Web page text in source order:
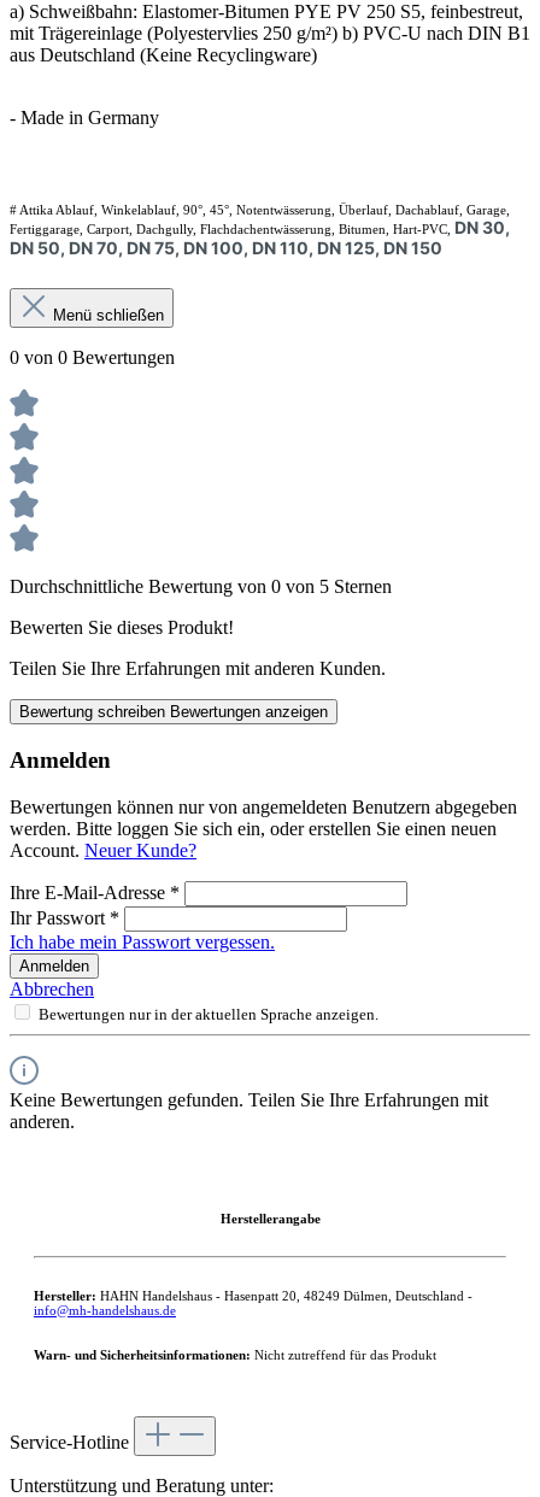
a) Schweißbahn: Elastomer-Bitumen PYE PV 250 S5, feinbestreut,
mit Trägereinlage (Polyestervlies 250 g/m²) b) PVC-U nach DIN B1
aus Deutschland (Keine Recyclingware)
- Made in Germany
# Attika Ablauf, Winkelablauf, 90°, 45°, Notentwässerung, Überlauf, Dachablauf, Garage,
Fertiggarage, Carport, Dachgully, Flachdachentwässerung, Bitumen, Hart-PVC, DN 30,
DN 50, DN 70, DN 75, DN 100, DN 110, DN 125, DN 150
Menü schließen
0 von 0 Bewertungen
Durchschnittliche Bewertung von 0 von 5 Sternen
Bewerten Sie dieses Produkt!
Teilen Sie Ihre Erfahrungen mit anderen Kunden.
Bewertung schreiben Bewertungen anzeigen
Anmelden
Bewertungen können nur von angemeldeten Benutzern abgegeben
werden. Bitte loggen Sie sich ein, oder erstellen Sie einen neuen
Account. Neuer Kunde?
Ihre E-Mail-Adresse *
Ihr Passwort *
Ich habe mein Passwort vergessen.
Anmelden
Abbrechen
Bewertungen nur in der aktuellen Sprache anzeigen.
Keine Bewertungen gefunden. Teilen Sie Ihre Erfahrungen mit
anderen.
Herstellerangabe
Hersteller: HAHN Handelshaus - Hasenpatt 20, 48249 Dülmen, Deutschland -
info@mh-handelshaus.de
Warn- und Sicherheitsinformationen: Nicht zutreffend für das Produkt
Service-Hotline
Unterstützung und Beratung unter: